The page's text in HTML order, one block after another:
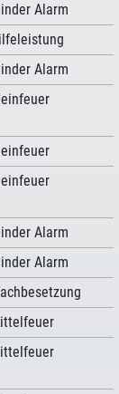
Alarm
Alarm
Alarm
Alarm